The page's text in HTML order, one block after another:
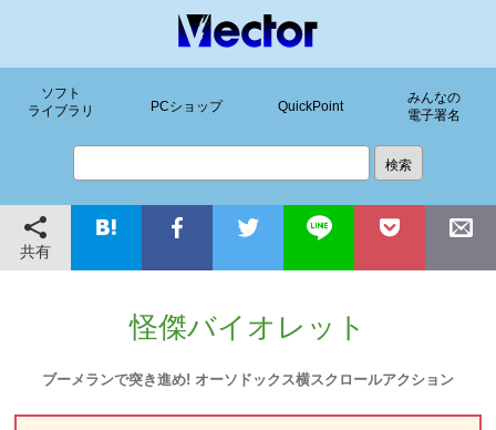
ソフト
ライブラリ
PCショップ QuickPoint
みんなの
電子署名
共有
怪傑バイオレット
ブーメランで突き進め! オーソドックス横スクロールアクション